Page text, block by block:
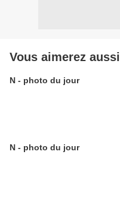
Vous aimerez aussi
N - photo du jour
N - photo du jour